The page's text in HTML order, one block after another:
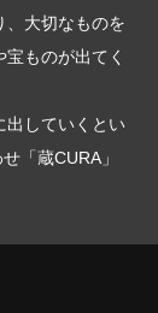
、大切なものを
ものが出てく
出していくとい
「蔵CURA」